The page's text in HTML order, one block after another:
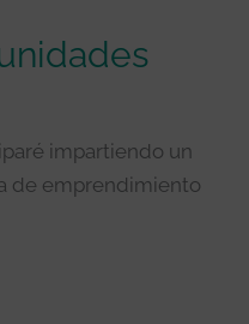
impartiendo un
de emprendimiento